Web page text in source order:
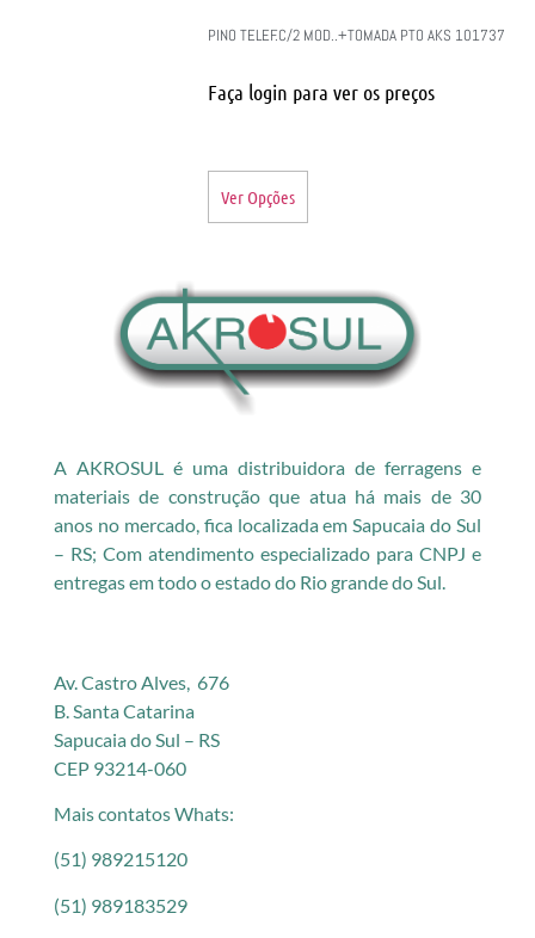
PINO TELEF.C/2 MOD..+TOMADA PTO AKS 101737
Faça login para ver os preços
Ver Opções
A AKROSUL é uma distribuidora de ferragens e
materiais de construção que atua há mais de 30
anos no mercado, fica localizada em Sapucaia do Sul
– RS; Com atendimento especializado para CNPJ e
entregas em todo o estado do Rio grande do Sul.
Av. Castro Alves, 676
B. Santa Catarina
Sapucaia do Sul – RS
CEP 93214-060
Mais contatos Whats:
(51) 989215120
(51) 989183529